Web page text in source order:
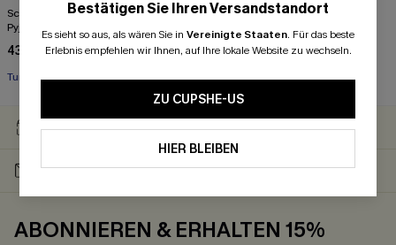
Schwarzes Kariertes Langarm
Pyjama-Set
43,00 €
Tunnelzug
Bestätigen Sie Ihren Versandstandort
Es sieht so aus, als wären Sie in Vereinigte Staaten. Für das beste
Erlebnis empfehlen wir Ihnen, auf Ihre lokale Website zu wechseln.
ZU CUPSHE-US
HIER BLEIBEN
30-TÄGIGES
RÜCKGABERECHT
GRATIS VERSAND
-20% SMS-ABONNEMENT
ABONNIEREN & ERHALTEN 15%